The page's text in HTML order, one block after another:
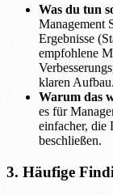
Was du tun
Management
Ergebnisse
empfohlene
klaren Aufbau.
Warum das
es für
einfacher, die
beschließen.
3. Häufige